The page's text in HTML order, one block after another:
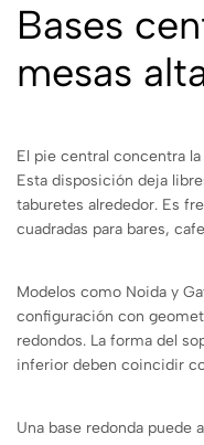
Bases
mesas
El pie central concentra
Esta disposición deja
taburetes alrededor. Es
cuadradas para bares,
Modelos como Noida y
configuración con
redondos. La forma del
inferior deben coincidir
Una base redonda puede